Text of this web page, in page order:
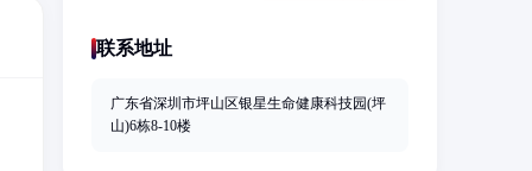
联系地址
广东省深圳市坪山区银星生命健康科技园(坪
山)6栋8-10楼